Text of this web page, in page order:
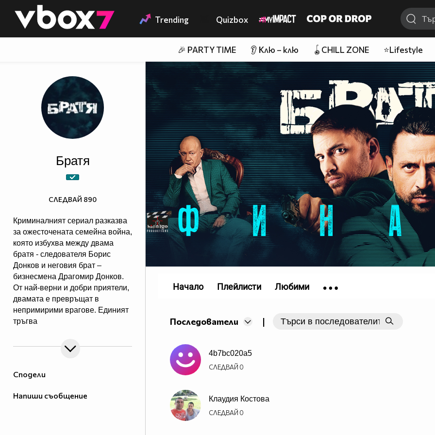
👾 Trending Quizbox
🎉 PARTY TIME 👂 Клю – клю 🪀CHILL ZONE ⭐Lifestyle
Сподели
Напиши съобщение
Братя
Криминалният сериал разказва
за ожесточената семейна война,
която избухва между двама
братя - следователя Борис
Донков и неговия брат –
бизнесмена Драгомир Донков.
От най-верни и добри приятели,
двамата е превръщат в
непримирими врагове. Единият
тръгва
отмъщението, а другият няма да
се спре пред нищо, за да
СЛЕДВАЙ 890
Последователи |
4b7bc020a5
СЛЕДВАЙ 0
Клаудия Костова
СЛЕДВАЙ 0
Начало Плейлисти Любими